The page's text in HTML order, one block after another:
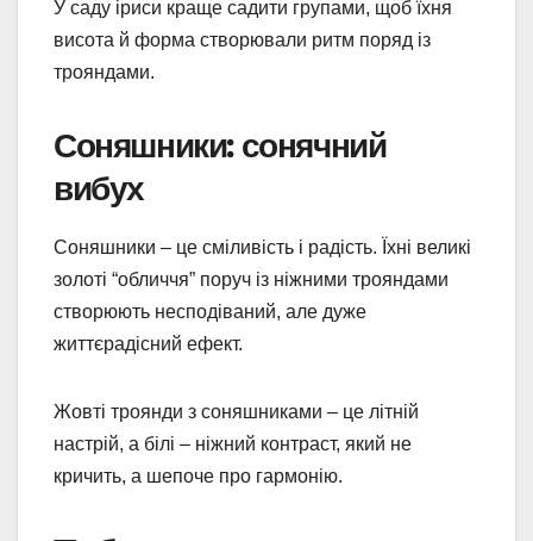
У саду іриси краще садити групами, щоб їхня
висота й форма створювали ритм поряд із
трояндами.
Соняшники: сонячний
вибух
Соняшники – це сміливість і радість. Їхні великі
золоті “обличчя” поруч із ніжними трояндами
створюють несподіваний, але дуже
життєрадісний ефект.
Жовті троянди з соняшниками – це літній
настрій, а білі – ніжний контраст, який не
кричить, а шепоче про гармонію.